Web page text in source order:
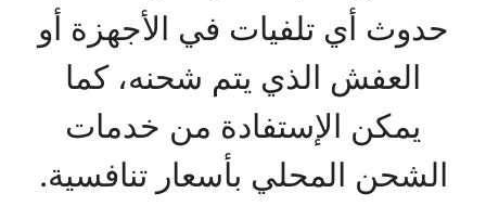
حدوث أي تلفيات في الأجهزة أو
العفش الذي يتم شحنه، كما
يمكن الإستفادة من خدمات
الشحن المحلي بأسعار تنافسية.